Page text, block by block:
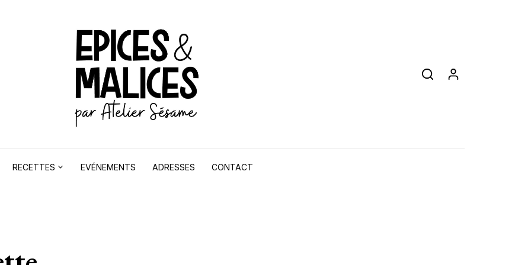
RECETTES EVÉNEMENTS ADRESSES CONTACT